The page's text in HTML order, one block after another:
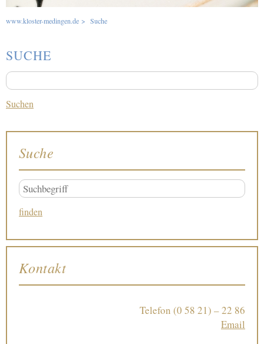
www.kloster-medingen.de > Suche
SUCHE
Suchbegriffe
Suche
Kontakt
Telefon (0 58 21) – 22 86
Email